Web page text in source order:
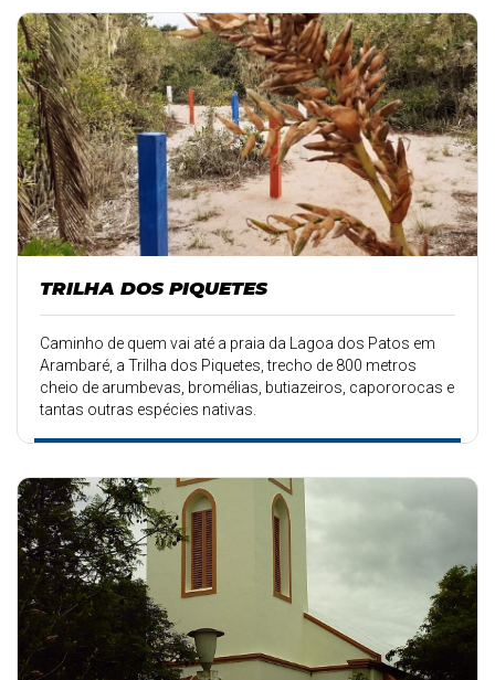
TRILHA DOS PIQUETES
Caminho de quem vai até a praia da Lagoa dos Patos em
Arambaré, a Trilha dos Piquetes, trecho de 800 metros
cheio de arumbevas, bromélias, butiazeiros, capororocas e
tantas outras espécies nativas.